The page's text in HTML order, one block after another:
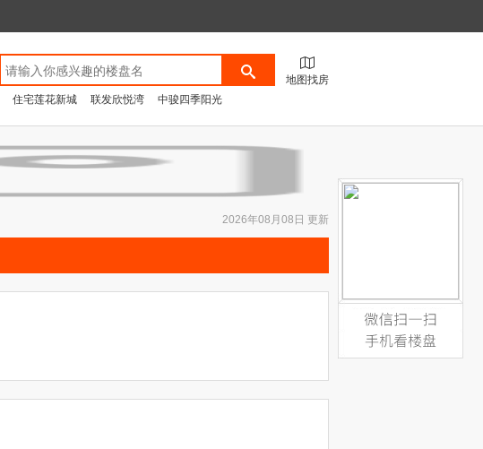
地图找房
住宅莲花新城 联发欣悦湾 中骏四季阳光
2026年08月08日 更新
微信扫一扫，手机看楼盘